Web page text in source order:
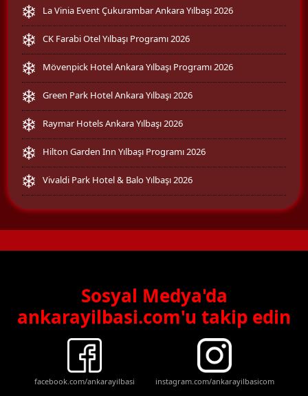
La Vinia Event Çukurambar Ankara Yılbaşı 2026
CK Farabi Otel Yılbaşı Programı 2026
Mövenpick Hotel Ankara Yılbaşı Programı 2026
Green Park Hotel Ankara Yılbaşı 2026
Raymar Hotels Ankara Yılbaşı 2026
Hilton Garden Inn Yılbaşı Programı 2026
Vivaldi Park Hotel & Balo Yılbaşı 2026
Sosyal Medya'da
ankarayilbasi.com'u takip edin
facebook.com/ankarayilbasi instagram.com/ankarayilbasicom